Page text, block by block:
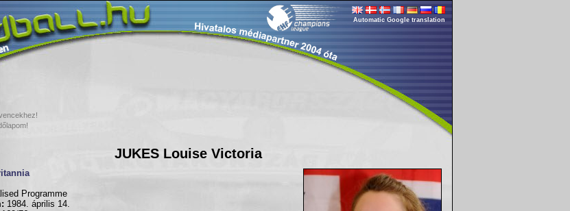
Automatic Google translation
JUKES Louise Victoria
Programme
1984. április 14.